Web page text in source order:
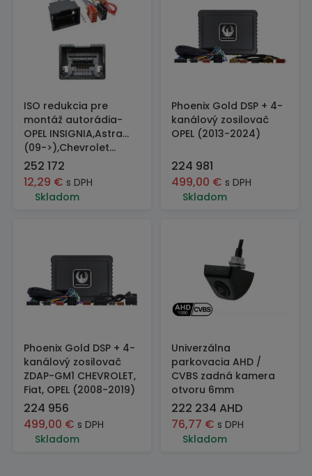
ISO redukcia pre
montáž autorádia-
OPEL INSIGNIA,Astra...
(09->),Chevrolet...
252 172
12,29 € s DPH
Skladom
Phoenix Gold DSP + 4-
kanálový zosilovač
OPEL (2013-2024)
224 981
499,00 € s DPH
Skladom
Phoenix Gold DSP + 4-
kanálový zosilovač
ZDAP-GM1 CHEVROLET,
Fiat, OPEL (2008-2019)
224 956
499,00 € s DPH
Skladom
Univerzálna
parkovacia AHD /
CVBS zadná kamera
otvoru 6mm
222 234 AHD
76,77 € s DPH
Skladom